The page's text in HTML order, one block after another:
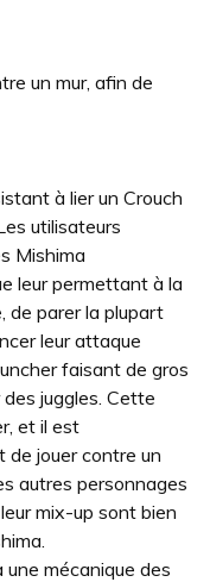
un mur, afin de
à lier un Crouch
utilisateurs
Mishima
leur permettant à la
de parer la plupart
leur attaque
faisant de gros
juggles. Cette
et il est
jouer contre un
autres personnages
mix-up sont bien
mécanique des